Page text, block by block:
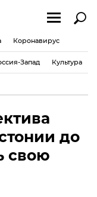
Коронавирус
Запад Культура
до
свою